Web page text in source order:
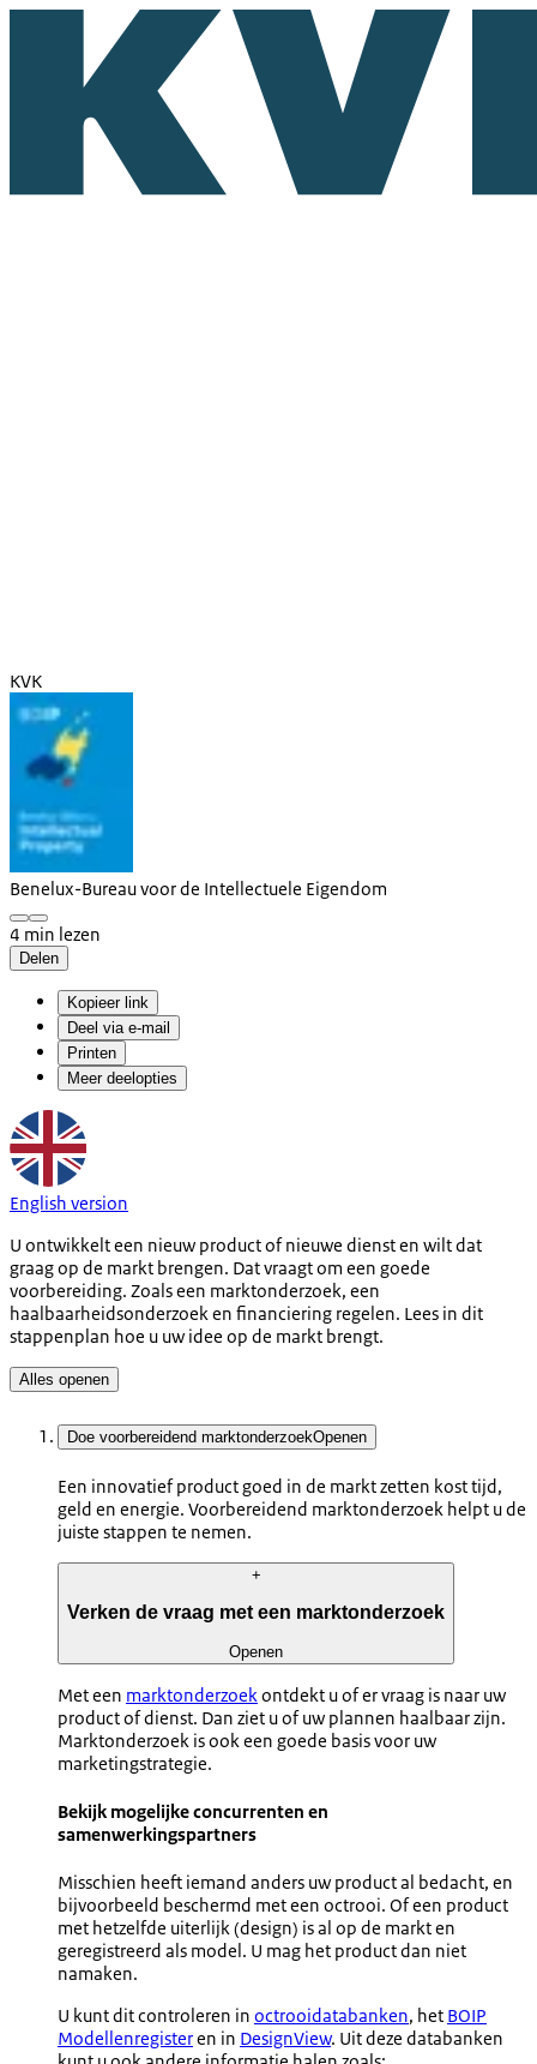
KVK
Benelux-Bureau voor de Intellectuele Eigendom
4 min lezen
Delen
Kopieer link
Deel via e-mail
Printen
Meer deelopties
English version
U ontwikkelt een nieuw product of nieuwe dienst en wilt dat
graag op de markt brengen. Dat vraagt om een goede
voorbereiding. Zoals een marktonderzoek, een
haalbaarheidsonderzoek en financiering regelen. Lees in dit
stappenplan hoe u uw idee op de markt brengt.
Alles openen
Doe voorbereidend marktonderzoekOpenen
Een innovatief product goed in de markt zetten kost tijd,
geld en energie. Voorbereidend marktonderzoek helpt u de
juiste stappen te nemen.
+
Verken de vraag met een marktonderzoek
Openen
Met een marktonderzoek ontdekt u of er vraag is naar uw
product of dienst. Dan ziet u of uw plannen haalbaar zijn.
Marktonderzoek is ook een goede basis voor uw
marketingstrategie.
Bekijk mogelijke concurrenten en
samenwerkingspartners
Misschien heeft iemand anders uw product al bedacht, en
bijvoorbeeld beschermd met een octrooi. Of een product
met hetzelfde uiterlijk (design) is al op de markt en
geregistreerd als model. U mag het product dan niet
namaken.
U kunt dit controleren in octrooidatabanken, het BOIP
Modellenregisteren in DesignView. Uit deze databanken